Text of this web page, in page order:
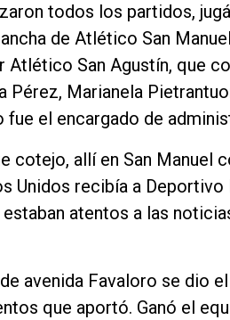
todos los partidos,
de Atlético San
Atlético San Agustín, que
Pérez, Marianela
fue el encargado de
cotejo, allí en San Manuel
Unidos recibía a
atentos a las
avenida Favaloro se dio
que aportó. Ganó el